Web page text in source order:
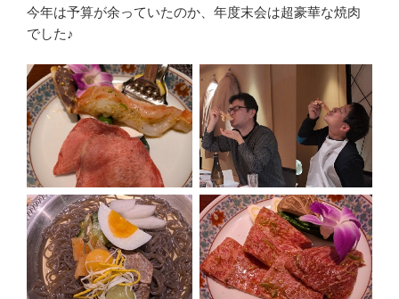
今年は予算が余っていたのか、年度末会は超豪華な焼肉
でした♪